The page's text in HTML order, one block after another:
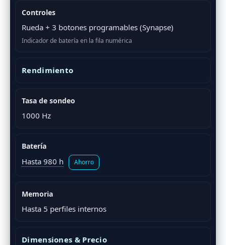
Controles
Rueda + 3 botones programables (Synapse)
Indicador de batería en la fila numérica
Rendimiento
Tasa de sondeo
1000 Hz
Batería
Hasta 980 h Ahorro
Memoria
Hasta 5 perfiles internos
Dimensiones & Precio